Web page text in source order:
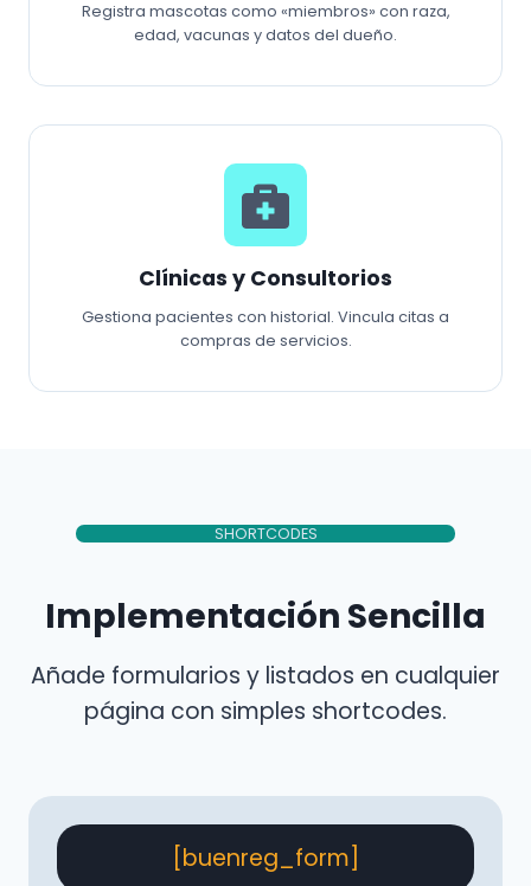
Registra mascotas como «miembros» con raza,
edad, vacunas y datos del dueño.
Clínicas y Consultorios
Gestiona pacientes con historial. Vincula citas a
compras de servicios.
SHORTCODES
Implementación Sencilla
Añade formularios y listados en cualquier
página con simples shortcodes.
[buenreg_form]